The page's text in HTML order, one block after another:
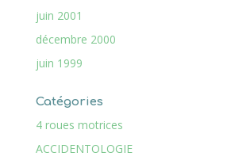
juin 2001
décembre 2000
juin 1999
Catégories
4 roues motrices
ACCIDENTOLOGIE